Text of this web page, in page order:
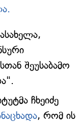
შეუსაბამო
ჩხეიძე
, რომ ის